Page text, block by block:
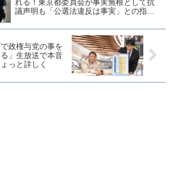
れる！東京都委員会が事実無根として抗
議声明も「公選法違反は事実」との指摘
政権与党の事を
」生放送で本音
っと詳しく